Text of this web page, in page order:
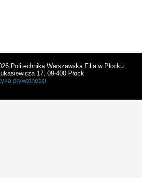
Politechnika Warszawska Filia w Płocku
17, 09-400 Płock
prywatności